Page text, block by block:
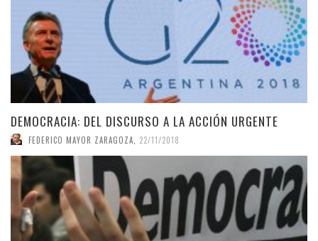
DEMOCRACIA: DEL DISCURSO A LA ACCIÓN URGENTE
FEDERICO MAYOR ZARAGOZA 22/11/2018